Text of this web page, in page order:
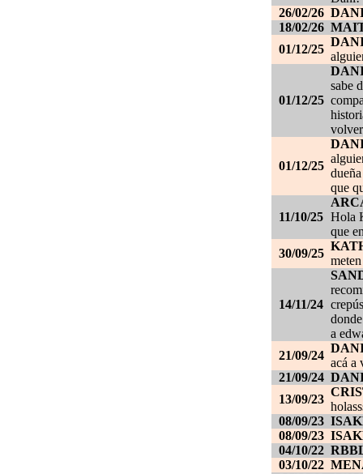
26/02/26
18/02/26
01/12/25
01/12/25
sabe
01/12/25
que
11/10/25 Hola
que
30/09/25
14/11/24
a
21/09/24
acá a
21/09/24
13/09/23
08/09/23
08/09/23
04/10/22
03/10/22